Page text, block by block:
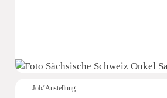
Job/ Anstellung